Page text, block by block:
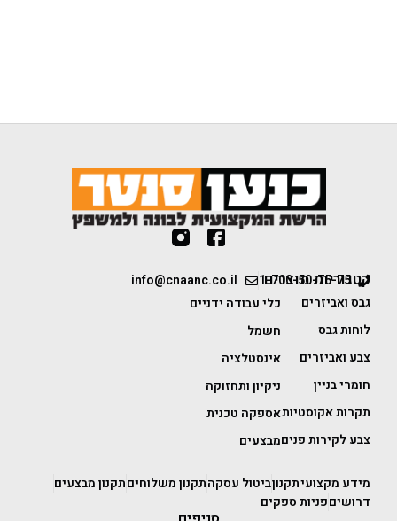
1-700-50-75-75
info@cnaanc.co.il קטגוריות מוצרים
גבס ואביזרים
לוחות גבס
צבע ואביזרים
חומרי בניין
תקרות אקוסטיות
צבע לקירות פנים
כלי עבודה ידניים
חשמל
אינסטלציה
ניקיון ותחזוקה
אספקה טכנית
מבצעים
מידע מקצועיתקנוןביטול עסקהתקנון משלוחיםתקנון מבצעים
דרושיםפניות ספקים